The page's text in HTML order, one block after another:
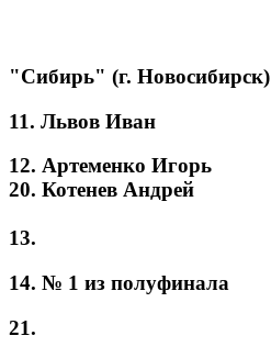
"Сибирь" (г. Новосибирск)
11. Львов Иван
12. Артеменко Игорь
20. Котенев Андрей
13.
14. № 1 из полуфинала
21.